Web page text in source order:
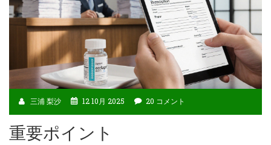
三浦 梨沙 12 10月 2025 20 コメント
重要ポイント